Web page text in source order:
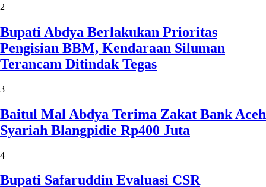
2
Bupati Abdya Berlakukan Prioritas
Pengisian BBM, Kendaraan Siluman
Terancam Ditindak Tegas
3
Baitul Mal Abdya Terima Zakat Bank Aceh
Syariah Blangpidie Rp400 Juta
4
Bupati Safaruddin Evaluasi CSR